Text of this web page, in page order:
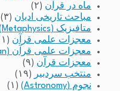
ماه در قرآن (۲)
مباحث تاریخی ادیان (۳)
متافیزیک (Metaphysics)
معجزات علمی قرآن (۱۱)
معجزات علمی قرآن (Scientific Miracles of the Quran)
معجزات قرآن (۹)
منتخب سردبیر
(۱۹)
نجوم (Astronomy)
(۱)